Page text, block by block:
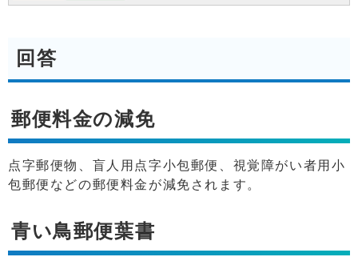
回答
郵便料金の減免
点字郵便物、盲人用点字小包郵便、視覚障がい者用小
包郵便などの郵便料金が減免されます。
青い鳥郵便葉書